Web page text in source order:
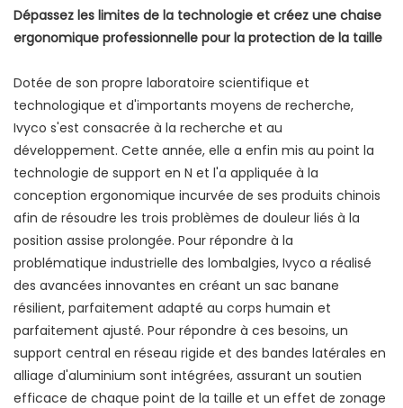
Dépassez les limites de la technologie et créez une chaise
ergonomique professionnelle pour la protection de la taille
Dotée de son propre laboratoire scientifique et
technologique et d'importants moyens de recherche,
Ivyco s'est consacrée à la recherche et au
développement. Cette année, elle a enfin mis au point la
technologie de support en N et l'a appliquée à la
conception ergonomique incurvée de ses produits chinois
afin de résoudre les trois problèmes de douleur liés à la
position assise prolongée. Pour répondre à la
problématique industrielle des lombalgies, Ivyco a réalisé
des avancées innovantes en créant un sac banane
résilient, parfaitement adapté au corps humain et
parfaitement ajusté. Pour répondre à ces besoins, un
support central en réseau rigide et des bandes latérales en
alliage d'aluminium sont intégrées, assurant un soutien
efficace de chaque point de la taille et un effet de zonage